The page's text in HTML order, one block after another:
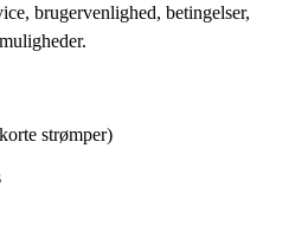
brugervenlighed, betingelser,
strømper)